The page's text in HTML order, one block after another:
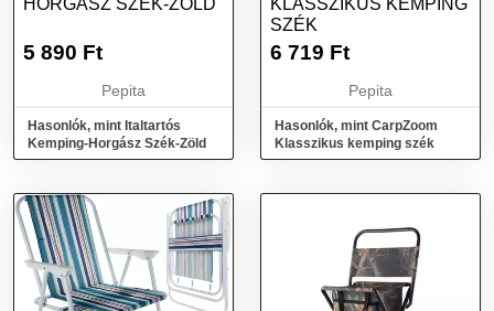
HORGÁSZ SZÉK-ZÖLD
5 890 Ft
Pepita
Hasonlók, mint Italtartós
Kemping-Horgász Szék-Zöld
KLASSZIKUS KEMPING
SZÉK
6 719 Ft
Pepita
Hasonlók, mint CarpZoom
Klasszikus kemping szék